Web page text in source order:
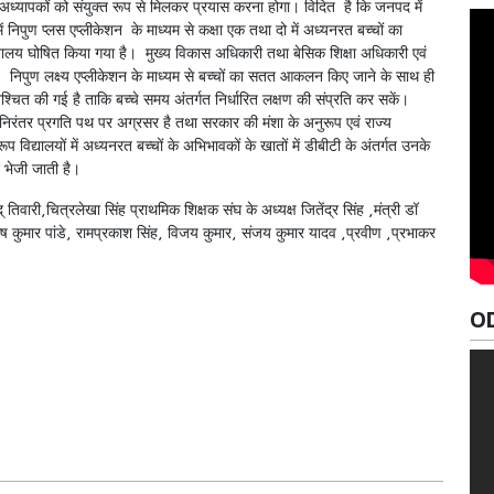
अध्यापकों को संयुक्त रूप से मिलकर प्रयास करना होगा। विदित है कि जनपद में
निपुण प्लस एप्लीकेशन के माध्यम से कक्षा एक तथा दो में अध्यनरत बच्चों का
घोषित किया गया है। मुख्य विकास अधिकारी तथा बेसिक शिक्षा अधिकारी एवं
निपुण लक्ष्य एप्लीकेशन के माध्यम से बच्चों का सतत आकलन किए जाने के साथ ही
की गई है ताकि बच्चे समय अंतर्गत निर्धारित लक्षण की संप्रति कर सकें।
निरंतर प्रगति पथ पर अग्रसर है तथा सरकार की मंशा के अनुरूप एवं राज्य
विद्यालयों में अध्यनरत बच्चों के अभिभावकों के खातों में डीबीटी के अंतर्गत उनके
जाती है।
सिंह प्राथमिक शिक्षक संघ के अध्यक्ष जितेंद्र सिंह ,मंत्री डॉ
कुमार पांडे, रामप्रकाश सिंह, विजय कुमार, संजय कुमार यादव ,प्रवीण ,प्रभाकर